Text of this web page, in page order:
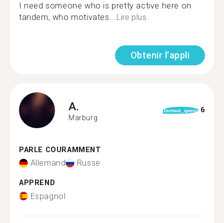
I need someone who is pretty active here on
tandem, who motivates... Lire plus
Obtenir l'appli
A.
Marburg
format_quote 6
PARLE COURAMMENT
Allemand Russe
APPREND
Espagnol